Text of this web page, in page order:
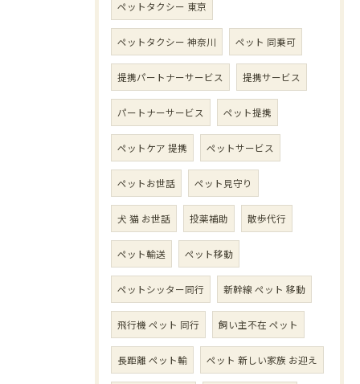
ペットタクシー 東京
ペットタクシー 神奈川 ペット 同乗可
提携パートナーサービス 提携サービス
パートナーサービス ペット提携
ペットケア 提携 ペットサービス
ペットお世話 ペット見守り
犬 猫 お世話 投薬補助 散歩代行
ペット輸送 ペット移動
ペットシッター同行 新幹線 ペット 移動
飛行機 ペット 同行 飼い主不在 ペット
長距離 ペット輸 ペット 新しい家族 お迎え